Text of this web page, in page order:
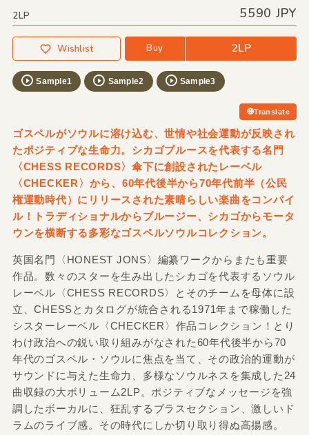
2LP 5590 JPY
Wishlist Buy 2LP
Sample1 Sample2 Sample3
Translate
ゴスペルがソウルに溶け込む、世情や社会運動が反映され
たポジティブな生命力。シカゴブルースを代表する名門
〈CHESS RECORDS〉傘下に創設されたレーベル
〈CHECKER〉から、60年代後半から70年代前半（公民
権運動時代）にリリースされた素晴らしい楽曲をコンパイ
ル！トラディショナルからブルージー、シカゴからモータ
ウンを横断する多彩なゴスペルソウルコレクション。
英国名門〈HONEST JONS〉編纂ワークからまたも重要
作品。数々のスターを生み出したシカゴを代表するソウル
レーベル〈CHESS RECORDS〉とそのチームを母体に設
立、CHESSとカタログが統合される1971年まで稼働した
シスターレーベル〈CHECKER〉作品コレクション！とり
わけ政治への鋭い取り組みがなされた60年代後半から70
年代のゴスペル・ソウルに焦点を当て、その政治的運動が
サウンドに与えた生命力、多様なソウルネスを集成した24
曲収録の大ボリューム2LP。ポジティブなメッセージを強
調したボーカルに、狂乱するブラスセクション、激しいド
ラムのライブ感。その時代にしか切り取り得ぬ高揚感。